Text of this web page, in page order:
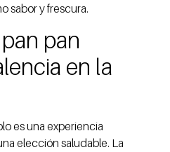
sabor y frescura.
pan
en la
es una experiencia
elección saludable. La